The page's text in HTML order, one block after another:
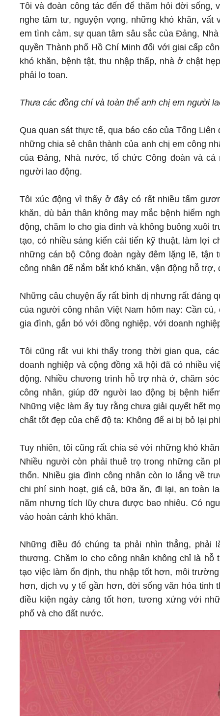
Tôi và đoàn công tác đến để thăm hỏi đời sống,
nghe tâm tư, nguyện vọng, những khó khăn,
em tình cảm, sự quan tâm sâu sắc của Đảng,
quyền Thành phố Hồ Chí Minh đối với giai cấp
khó khăn, bệnh tật, thu nhập thấp, nhà ở chật
phải lo toan.
Thưa các đồng chí và toàn thể anh chị em người
Qua quan sát thực tế, qua báo cáo của Tổng
những chia sẻ chân thành của anh chị em công
của Đảng, Nhà nước, tổ chức Công đoàn và
người lao động.
Tôi xúc động vì thấy ở đây có rất nhiều tấm
khăn, dù bản thân không may mắc bệnh hiểm
động, chăm lo cho gia đình và không buông xuôi
tạo, có nhiều sáng kiến cải tiến kỹ thuật, làm lợi
những cán bộ Công đoàn ngày đêm lặng lẽ,
công nhân để nắm bắt khó khăn, vận động hỗ trợ,
Những câu chuyện ấy rất bình dị nhưng rất đáng
của người công nhân Việt Nam hôm nay: Cần
gia đình, gắn bó với đồng nghiệp, với doanh
Tôi cũng rất vui khi thấy trong thời gian qua,
doanh nghiệp và cộng đồng xã hội đã có nhiều
động. Nhiều chương trình hỗ trợ nhà ở, chăm
công nhân, giúp đỡ người lao động bị bệnh
Những việc làm ấy tuy rằng chưa giải quyết hết
chất tốt đẹp của chế độ ta: Không để ai bị bỏ lại
Tuy nhiên, tôi cũng rất chia sẻ với những khó
Nhiều người còn phải thuê trọ trong những căn
thốn. Nhiều gia đình công nhân còn lo lắng về
chi phí sinh hoạt, giá cả, bữa ăn, đi lại, an toàn
năm nhưng tích lũy chưa được bao nhiêu. Có
vào hoàn cảnh khó khăn.
Những điều đó chúng ta phải nhìn thẳng, phải
thương. Chăm lo cho công nhân không chỉ là
tạo việc làm ổn định, thu nhập tốt hơn, môi
hơn, dịch vụ y tế gần hơn, đời sống văn hóa tinh
điều kiện ngày càng tốt hơn, tương xứng với
phố và cho đất nước.